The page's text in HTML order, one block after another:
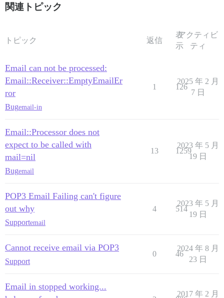
関連トピック
トピック 返信
表
示
アクティビ
ティ
Email can not be processed:
Email::Receiver::EmptyEmailEr
ror
Bugemail-in
1 126
2025 年 2 月
7 日
Email::Processor does not
expect to be called with
mail=nil
Bugemail
13 1259
2023 年 5 月
19 日
POP3 Email Failing can't figure
out why
Supportemail
4 514
2023 年 5 月
19 日
Cannot receive email via POP3
Support
0 46
2024 年 8 月
23 日
Email in stopped working...
2017 年 2 月